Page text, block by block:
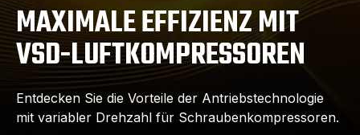
MAXIMALE EFFIZIENZ MIT
VSD-LUFTKOMPRESSOREN
Entdecken Sie die Vorteile der Antriebstechnologie
mit variabler Drehzahl für Schraubenkompressoren.